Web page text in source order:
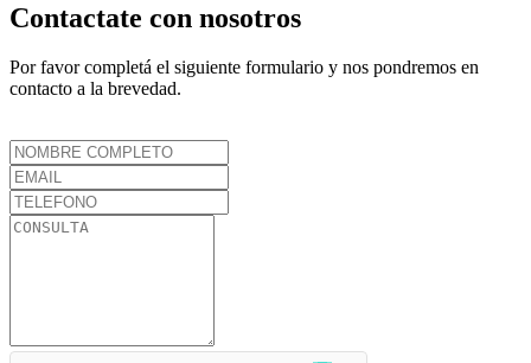
Contactate con nosotros
Por favor completá el siguiente formulario y nos pondremos en
contacto a la brevedad.